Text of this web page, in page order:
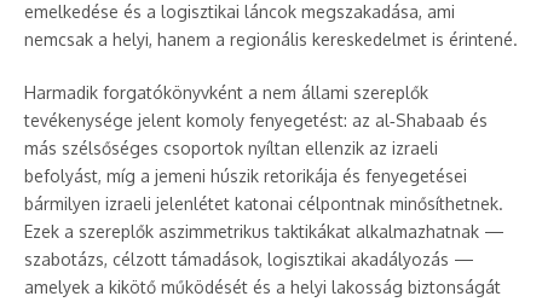
emelkedése és a logisztikai láncok megszakadása, ami
nemcsak a helyi, hanem a regionális kereskedelmet is érintené.
Harmadik forgatókönyvként a nem állami szereplők
tevékenysége jelent komoly fenyegetést: az al‑Shabaab és
más szélsőséges csoportok nyíltan ellenzik az izraeli
befolyást, míg a jemeni húszik retorikája és fenyegetései
bármilyen izraeli jelenlétet katonai célpontnak minősíthetnek.
Ezek a szereplők aszimmetrikus taktikákat alkalmazhatnak —
szabotázs, célzott támadások, logisztikai akadályozás —
amelyek a kikötő működését és a helyi lakosság biztonságát